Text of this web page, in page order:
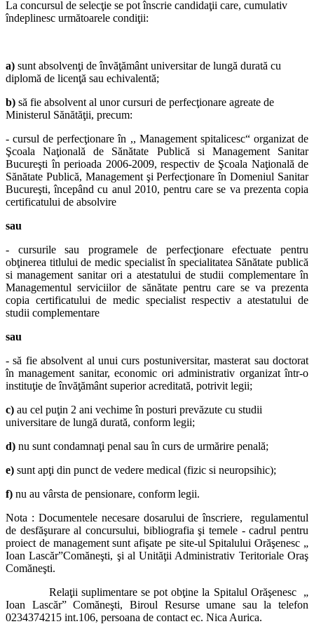
La concursul de selecţie se pot înscrie candidaţii care, cumulativ
îndeplinesc următoarele condiţii:
a) sunt absolvenţi de învăţământ universitar de lungă durată cu
diplomă de licenţă sau echivalentă;
b) să fie absolvent al unor cursuri de perfecţionare agreate de
Ministerul Sănătăţii, precum:
- cursul de perfecţionare în ,, Management spitalicesc“ organizat de
Şcoala Naţională de Sănătate Publică si Management Sanitar
Bucureşti în perioada 2006-2009, respectiv de Şcoala Naţională de
Sănătate Publică, Management şi Perfecţionare în Domeniul Sanitar
Bucureşti, începând cu anul 2010, pentru care se va prezenta copia
certificatului de absolvire
sau
- cursurile sau programele de perfecţionare efectuate pentru
obţinerea titlului de medic specialist în specialitatea Sănătate publică
si management sanitar ori a atestatului de studii complementare în
Managementul serviciilor de sănătate pentru care se va prezenta
copia certificatului de medic specialist respectiv a atestatului de
studii complementare
sau
- să fie absolvent al unui curs postuniversitar, masterat sau doctorat
în management sanitar, economic ori administrativ organizat într-o
instituţie de învăţământ superior acreditată, potrivit legii;
c) au cel puţin 2 ani vechime în posturi prevăzute cu studii
universitare de lungă durată, conform legii;
d) nu sunt condamnaţi penal sau în curs de urmărire penală;
e) sunt apţi din punct de vedere medical (fizic si neuropsihic);
f) nu au vârsta de pensionare, conform legii.
Nota : Documentele necesare dosarului de înscriere, regulamentul
de desfăşurare al concursului, bibliografia şi temele - cadrul pentru
proiect de management sunt afişate pe site-ul Spitalului Orăşenesc „
Ioan Lascăr”Comăneşti, şi al Unităţii Administrativ Teritoriale Oraş
Comăneşti.
Relaţii suplimentare se pot obţine la Spitalul Orăşenesc „
Ioan Lascăr” Comăneşti, Biroul Resurse umane sau la telefon
0234374215 int.106, persoana de contact ec. Nica Aurica.